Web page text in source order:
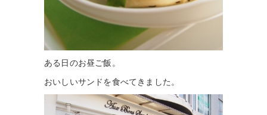
ある日のお昼ご飯。
おいしいサンドを食べてきました。